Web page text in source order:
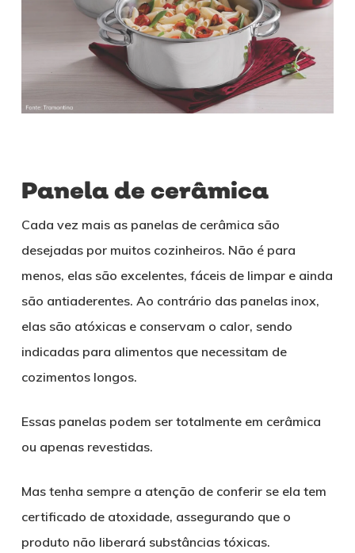
Panela de cerâmica
Cada vez mais as panelas de cerâmica são
desejadas por muitos cozinheiros. Não é para
menos, elas são excelentes, fáceis de limpar e ainda
são antiaderentes. Ao contrário das panelas inox,
elas são atóxicas e conservam o calor, sendo
indicadas para alimentos que necessitam de
cozimentos longos.
Essas panelas podem ser totalmente em cerâmica
ou apenas revestidas.
Mas tenha sempre a atenção de conferir se ela tem
certificado de atoxidade, assegurando que o
produto não liberará substâncias tóxicas.